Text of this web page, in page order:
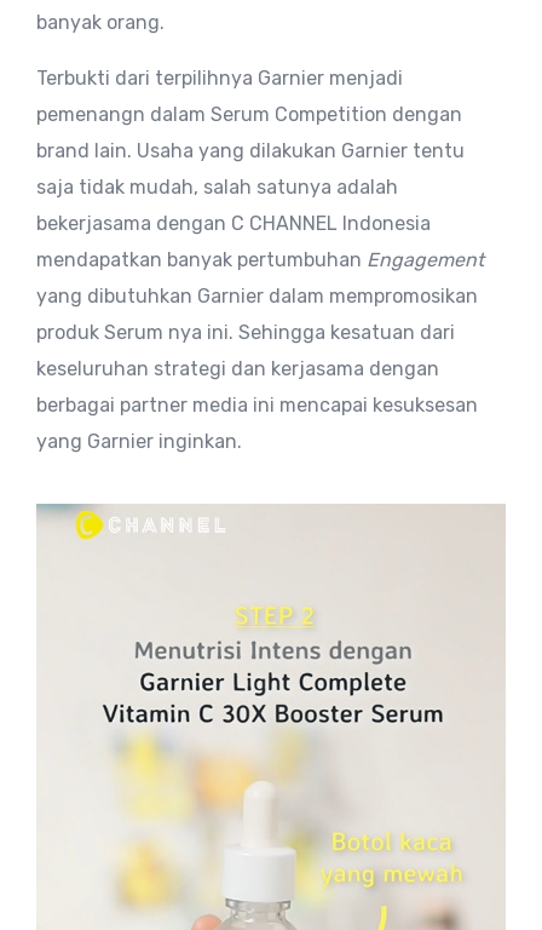
banyak orang.
Terbukti dari terpilihnya Garnier menjadi
pemenangn dalam Serum Competition dengan
brand lain. Usaha yang dilakukan Garnier tentu
saja tidak mudah, salah satunya adalah
bekerjasama dengan C CHANNEL Indonesia
mendapatkan banyak pertumbuhan Engagement
yang dibutuhkan Garnier dalam mempromosikan
produk Serum nya ini. Sehingga kesatuan dari
keseluruhan strategi dan kerjasama dengan
berbagai partner media ini mencapai kesuksesan
yang Garnier inginkan.